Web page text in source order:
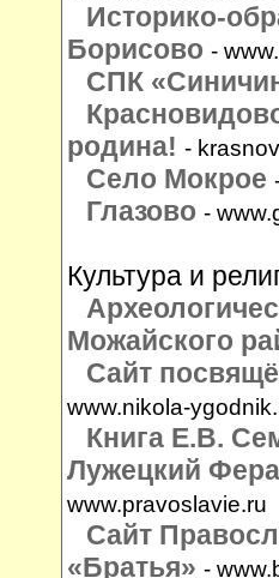
Историко-
Борисово -
СПК
родина! -
Село Мокрое
Глазово -
Культура и
Можайского
Сайт
www.nikola-
Книга Е.В.
Лужецкий
www.pravoslavie.ru
Сайт
«Братья» -